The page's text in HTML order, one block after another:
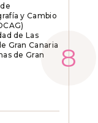
y Cambio
de Las
Gran Canaria
de Gran